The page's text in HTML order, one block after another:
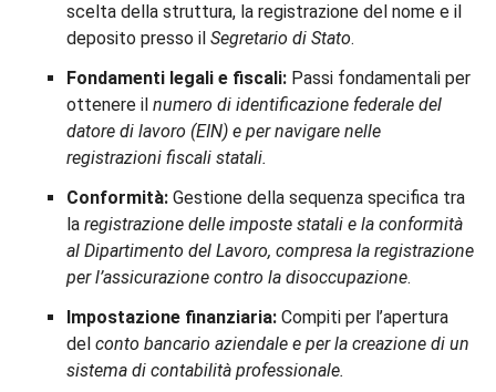
scelta della struttura, la registrazione del nome e il
deposito presso il Segretario di Stato.
Fondamenti legali e fiscali: Passi fondamentali per
ottenere il numero di identificazione federale del
datore di lavoro (EIN) e per navigare nelle
registrazioni fiscali statali.
Conformità: Gestione della sequenza specifica tra
la registrazione delle imposte statali e la conformità
al Dipartimento del Lavoro, compresa la registrazione
per l’assicurazione contro la disoccupazione.
Impostazione finanziaria: Compiti per l’apertura
del conto bancario aziendale e per la creazione di un
sistema di contabilità professionale.